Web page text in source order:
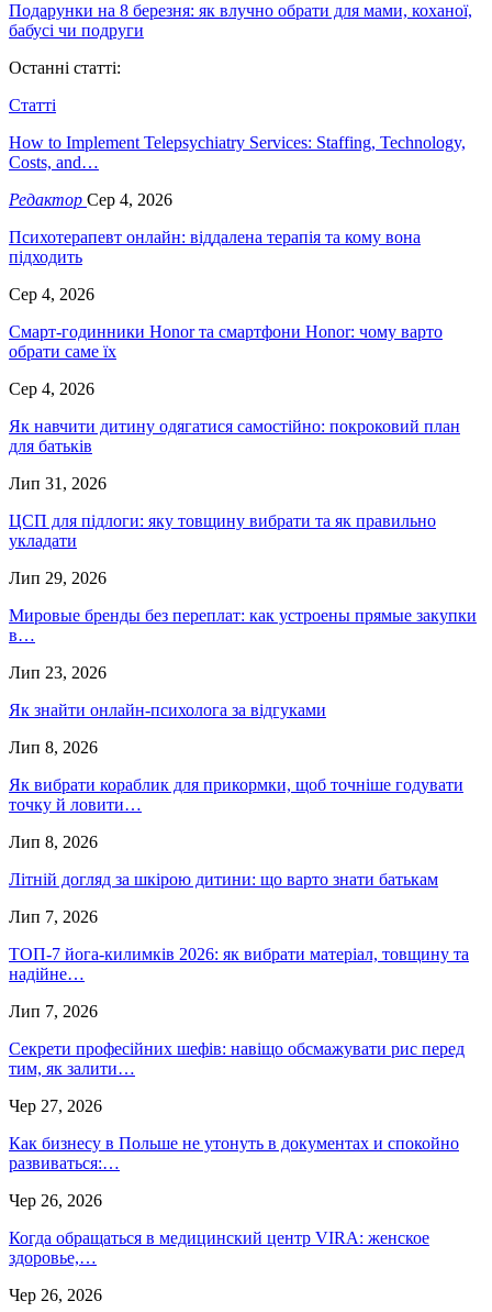
Подарунки на 8 березня: як влучно обрати для мами, коханої,
бабусі чи подруги
Останні статті:
Статті
How to Implement Telepsychiatry Services: Staffing, Technology,
Costs, and…
Редактор Сер 4, 2026
Психотерапевт онлайн: віддалена терапія та кому вона
підходить
Сер 4, 2026
Смарт-годинники Honor та смартфони Honor: чому варто
обрати саме їх
Сер 4, 2026
Як навчити дитину одягатися самостійно: покроковий план
для батьків
Лип 31, 2026
ЦСП для підлоги: яку товщину вибрати та як правильно
укладати
Лип 29, 2026
Мировые бренды без переплат: как устроены прямые закупки
в…
Лип 23, 2026
Як знайти онлайн-психолога за відгуками
Лип 8, 2026
Як вибрати кораблик для прикормки, щоб точніше годувати
точку й ловити…
Лип 8, 2026
Літній догляд за шкірою дитини: що варто знати батькам
Лип 7, 2026
ТОП-7 йога-килимків 2026: як вибрати матеріал, товщину та
надійне…
Лип 7, 2026
Секрети професійних шефів: навіщо обсмажувати рис перед
тим, як залити…
Чер 27, 2026
Как бизнесу в Польше не утонуть в документах и спокойно
развиваться:…
Чер 26, 2026
Когда обращаться в медицинский центр VIRA: женское
здоровье,…
Чер 26, 2026